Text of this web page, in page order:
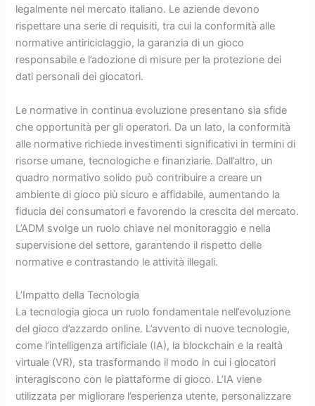
legalmente nel mercato italiano. Le aziende devono
rispettare una serie di requisiti, tra cui la conformità alle
normative antiriciclaggio, la garanzia di un gioco
responsabile e l’adozione di misure per la protezione dei
dati personali dei giocatori.
Le normative in continua evoluzione presentano sia sfide
che opportunità per gli operatori. Da un lato, la conformità
alle normative richiede investimenti significativi in termini di
risorse umane, tecnologiche e finanziarie. Dall’altro, un
quadro normativo solido può contribuire a creare un
ambiente di gioco più sicuro e affidabile, aumentando la
fiducia dei consumatori e favorendo la crescita del mercato.
L’ADM svolge un ruolo chiave nel monitoraggio e nella
supervisione del settore, garantendo il rispetto delle
normative e contrastando le attività illegali.
L’Impatto della Tecnologia
La tecnologia gioca un ruolo fondamentale nell’evoluzione
del gioco d’azzardo online. L’avvento di nuove tecnologie,
come l’intelligenza artificiale (IA), la blockchain e la realtà
virtuale (VR), sta trasformando il modo in cui i giocatori
interagiscono con le piattaforme di gioco. L’IA viene
utilizzata per migliorare l’esperienza utente, personalizzare